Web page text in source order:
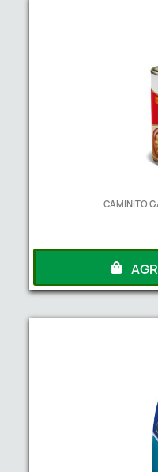
CAMINITO